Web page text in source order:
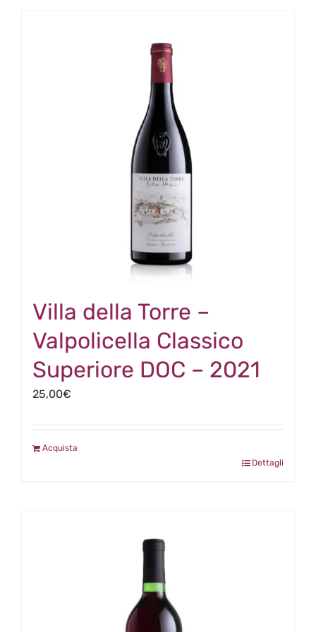
Villa della Torre –
Valpolicella Classico
Superiore DOC – 2021
25,00€
Acquista
Dettagli